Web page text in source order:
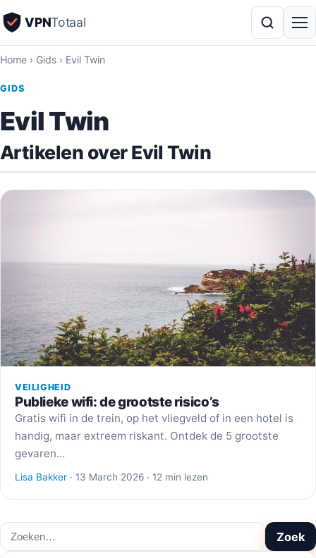
VPNTotaal
Home › Gids › Evil Twin
GIDS
Evil Twin
Artikelen over Evil Twin
VEILIGHEID
Publieke wifi: de grootste risico’s
Gratis wifi in de trein, op het vliegveld of in een hotel is
handig, maar extreem riskant. Ontdek de 5 grootste
gevaren…
Lisa Bakker · 13 March 2026 · 12 min lezen
Zoeken Zoek